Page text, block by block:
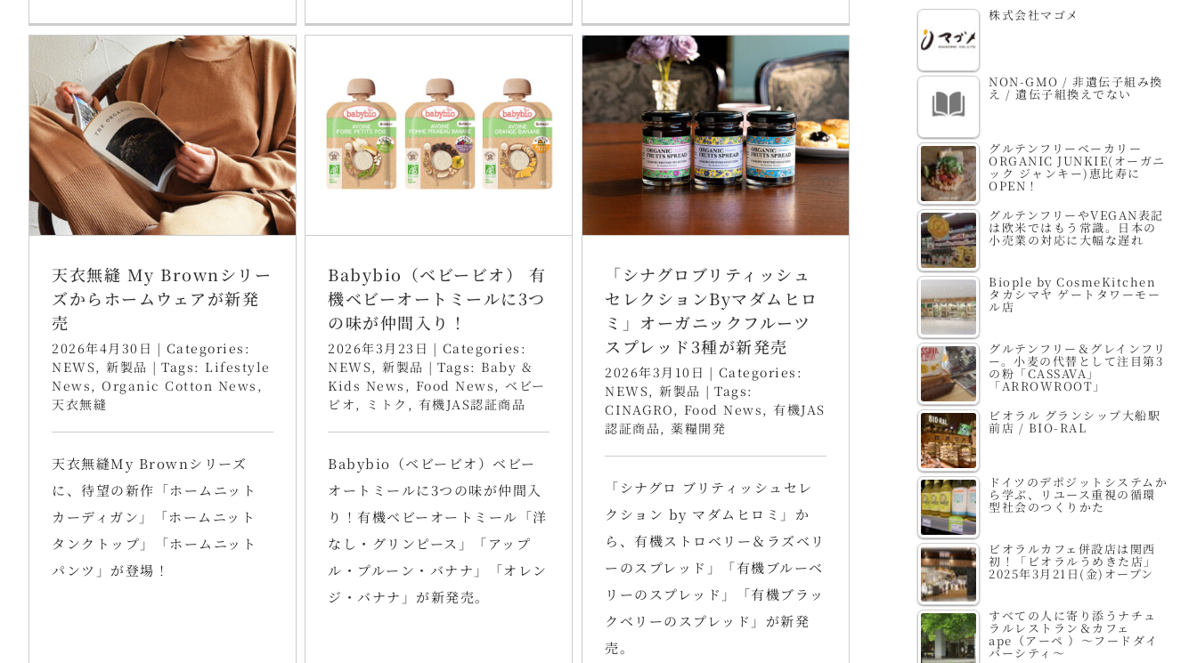
天衣無縫 My Brownシリー
ズからホームウェアが新発
売
2026年4月30日 | Categories:
NEWS, 新製品 | Tags: Lifestyle
News , Organic Cotton News ,
天衣無縫
天衣無縫My Brownシリーズ
に、待望の新作「ホームニット
カーディガン」「ホームニット
タンクトップ」「ホームニット
パンツ」が登場！
Babybio（ベビービオ） 有
機ベビーオートミールに3つ
の味が仲間入り！
2026年3月23日 | Categories:
NEWS, 新製品 | Tags: Baby &
Kids News , Food News , ベビー
ビオ , ミトク , 有機JAS認証商品
Babybio（ベビービオ）ベビー
オートミールに3つの味が仲間入
り！有機ベビーオートミール「洋
なし・グリンピース」「アップ
ル・プルーン・バナナ」「オレン
ジ・バナナ」が新発売。
「シナグロブリティッシュ
セレクションByマダムヒロ
ミ」オーガニックフルーツ
スプレッド3種が新発売
2026年3月10日 | Categories:
NEWS, 新製品 | Tags:
CINAGRO , Food News , 有機JAS
認証商品 , 薬糧開発
「シナグロ ブリティッシュセレ
クション by マダムヒロミ」か
ら、有機ストロベリー＆ラズベリ
ーのスプレッド」「有機ブルーベ
リーのスプレッド」「有機ブラッ
クベリーのスプレッド」が新発
売。
株式会社マゴメ
NON-GMO / 非遺伝子組み換
え / 遺伝子組換えでない
グルテンフリーベーカリー
ORGANIC JUNKIE(オーガニ
ック ジャンキー)恵比寿に
OPEN！
グルテンフリーやVEGAN表記
は欧米ではもう常識。日本の
小売業の対応に大幅な遅れ
Biople by CosmeKitchen
タカシマヤ ゲートタワーモー
ル店
グルテンフリー＆グレインフリ
ー。小麦の代替として注目第3
の粉「CASSAVA」
「ARROWROOT」
ビオラル グランシップ大船駅
前店 / BIO-RAL
ドイツのデポジットシステムか
ら学ぶ、リユース重視の循環
型社会のつくりかた
ビオラルカフェ併設店は関西
初！「ビオラルうめきた店」
2025年3月21日(金)オープン
すべての人に寄り添うナチュ
ラルレストラン＆カフェ
ape（アーペ ）～フードダイ
バーシティ～